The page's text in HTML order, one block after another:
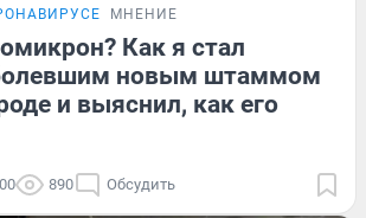
МНЕНИЕ
Как я стал
новым штаммом
и выяснил, как его
890 Обсудить